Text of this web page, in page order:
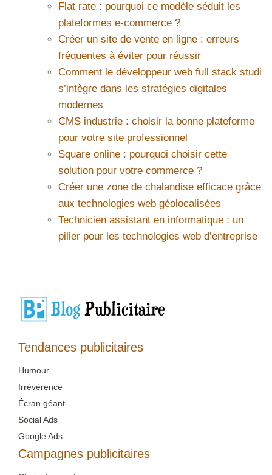
Flat rate : pourquoi ce modèle séduit les
plateformes e-commerce ?
Créer un site de vente en ligne : erreurs
fréquentes à éviter pour réussir
Comment le développeur web full stack studi
s’intègre dans les stratégies digitales
modernes
CMS industrie : choisir la bonne plateforme
pour votre site professionnel
Square online : pourquoi choisir cette
solution pour votre commerce ?
Créer une zone de chalandise efficace grâce
aux technologies web géolocalisées
Technicien assistant en informatique : un
pilier pour les technologies web d’entreprise
Tendances publicitaires
Humour
Irrévérence
Écran géant
Social Ads
Google Ads
Campagnes publicitaires